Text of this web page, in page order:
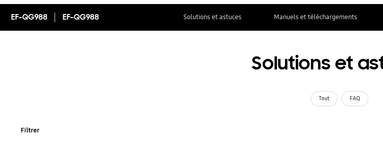
EF-QG988 EF-QG988 Solutions et astuces Manuels et téléchargements
Solutions et
Tout FAQ
Filtrer